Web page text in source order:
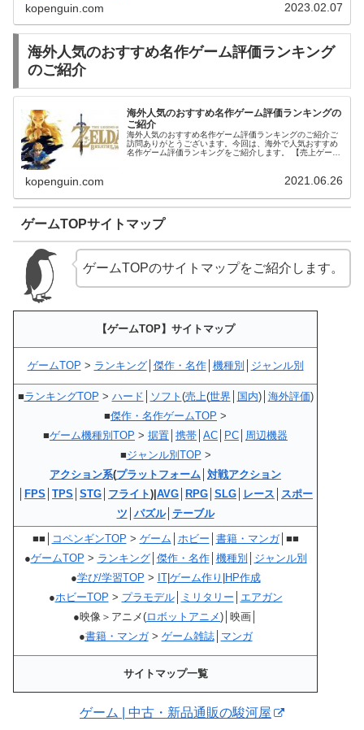
kopenguin.com 2023.02.07
海外人気のおすすめ名作ゲーム評価ランキング
のご紹介
海外人気のおすすめ名作ゲーム評価ランキングの
ご紹介
海外人気のおすすめ名作ゲーム評価ランキングのご紹介ご
訪問ありがとうございます。今回は、海外で人気おすすめ
名作ゲーム評価ランキングをご紹介します。 【売上ゲーム
kopenguin.com 2021.06.26
ゲームTOPサイトマップ
ゲームTOPのサイトマップをご紹介します。
【ゲームTOP】サイトマップ
ゲームTOP > ランキング│ 傑作・名作│ 機種別 ジャンル別
■ランキングTOP > ハード ソフト (売上(世界 国内)│ 海外評価)
■傑作・名作ゲームTOP >
■ゲーム機種別TOP > 据置 携帯 AC PC 周辺機器
■ジャンル別TOP >
アクション系(プラットフォーム 対戦アクション
FPS TPS STG フライト)| AVG RPG SLG レース
スポー
ツ パズル│ テーブル
■■│ コペンギンTOP > ゲーム ホビー 書籍・マンガ│■■
●ゲームTOP > ランキング│ 傑作・名作│ 機種別
ジャンル別
●学び/学習TOP > IT| ゲーム作り HP作成
●ホビーTOP > プラモデル│ ミリタリー
エアガン
●映像＞アニメ(ロボットアニメ)│映画│
●書籍・マンガ> ゲーム雑誌│ マンガ
サイトマップ一覧
ゲーム | 中古・新品通販の駿河屋